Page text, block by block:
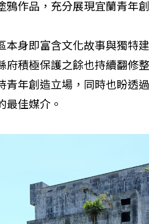
作品，充分展現宜蘭青年
身即富含文化故事與獨特
積極保護之餘也持續翻修
年創造立場，同時也盼透
最佳媒介。